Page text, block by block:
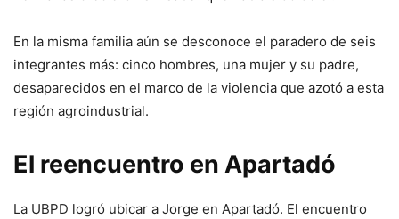
En la misma familia aún se desconoce el paradero de seis
integrantes más: cinco hombres, una mujer y su padre,
desaparecidos en el marco de la violencia que azotó a esta
región agroindustrial.
El reencuentro en Apartadó
La UBPD logró ubicar a Jorge en Apartadó. El encuentro